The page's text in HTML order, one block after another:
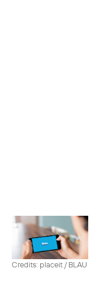
Credits: placeit / BLAU